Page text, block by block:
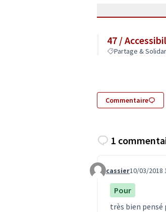
47 /
Partage &
Commentaire
1
Commentaire 265
cassier10/03/2018
Pour
très bien pensé